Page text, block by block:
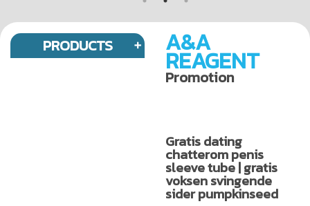
PRODUCTS A&A
REAGENT
Promotion
Gratis dating
chatterom penis
sleeve tube | gratis
voksen svingende
sider pumpkinseed